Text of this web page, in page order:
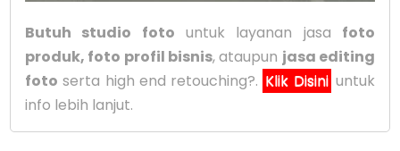
Butuh studio foto untuk layanan jasa foto
produk, foto profil bisnis, ataupun jasa editing
foto serta high end retouching?. Klik Disini untuk
info lebih lanjut.